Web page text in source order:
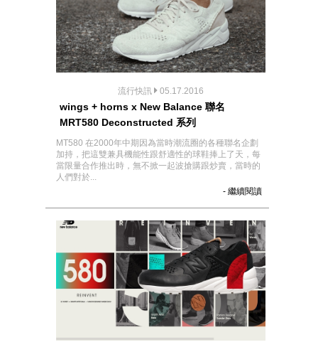
流行快訊 05.17.2016
wings + horns x New Balance 聯名
MRT580 Deconstructed 系列
MT580 在2000年中期因為當時潮流圈的各種聯名企劃
加持，把這雙兼具機能性跟舒適性的球鞋捧上了天，每
當限量合作推出時，無不掀一起波搶購跟炒賣，當時的
人們對於...
- 繼續閱讀